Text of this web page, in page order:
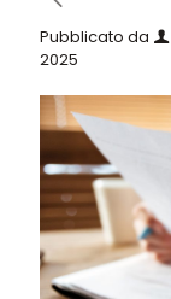
Pubblicato da
2025